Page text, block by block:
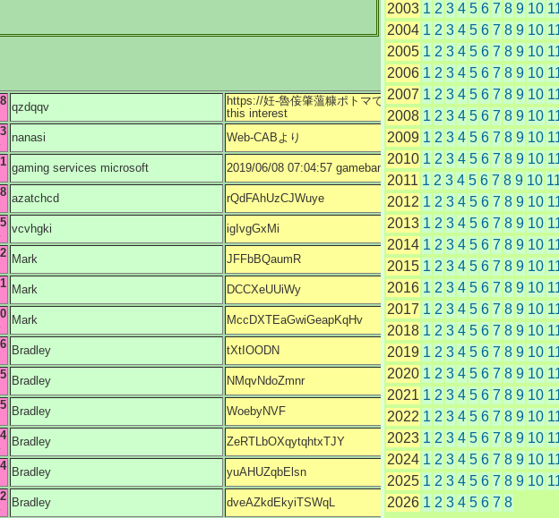
qzdqqv
https://妊-魯侫肇薀糠ポトマで［�-里砲辰櫂櫂肇螢
this interest
nanasi
Web-CABより
gaming services microsoft
2019/06/08 07:04:57 gamebanana whitty.
azatchcd
rQdFAhUzCJWuye
vcvhgki
igIvgGxMi
Mark
JFFbBQaumR
Mark
DCCXeUUiWy
Mark
MccDXTEaGwiGeapKqHv
Bradley
tXtIOODN
Bradley
NMqvNdoZmnr
Bradley
WoebyNVF
Bradley
ZeRTLbOXqytqhtxTJY
Bradley
yuAHUZqbElsn
Bradley
dveAZkdEkyiTSWqL
2003 1 2 3 4 5 6 7 8 9 10
2004 1 2 3 4 5 6 7 8 9 10
2005 1 2 3 4 5 6 7 8 9 10
2006 1 2 3 4 5 6 7 8 9 10
2007 1 2 3 4 5 6 7 8 9 10
2008 1 2 3 4 5 6 7 8 9 10
2009 1 2 3 4 5 6 7 8 9 10
2010 1 2 3 4 5 6 7 8 9 10
2011 1 2 3 4 5 6 7 8 9 10
2012 1 2 3 4 5 6 7 8 9 10
2013 1 2 3 4 5 6 7 8 9 10
2014 1 2 3 4 5 6 7 8 9 10
2015 1 2 3 4 5 6 7 8 9 10
2016 1 2 3 4 5 6 7 8 9 10
2017 1 2 3 4 5 6 7 8 9 10
2018 1 2 3 4 5 6 7 8 9 10
2019 1 2 3 4 5 6 7 8 9 10
2020 1 2 3 4 5 6 7 8 9 10
2021 1 2 3 4 5 6 7 8 9 10
2022 1 2 3 4 5 6 7 8 9 10
2023 1 2 3 4 5 6 7 8 9 10
2024 1 2 3 4 5 6 7 8 9 10
2025 1 2 3 4 5 6 7 8 9 10
2026 1 2 3 4 5 6 7 8